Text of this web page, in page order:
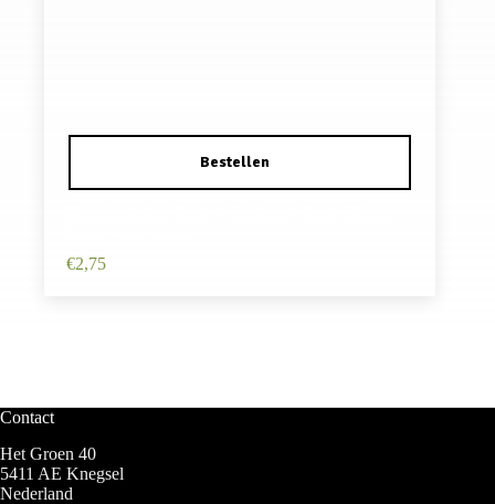
€2,75
Contact
Het Groen 40
5411 AE Knegsel
Nederland